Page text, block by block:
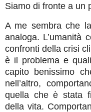
Siamo di fronte a un
A me sembra che
analoga. L’umanità
confronti della crisi
è il problema e
capito benissimo
nell’altro,
quella che è stata
della vita.